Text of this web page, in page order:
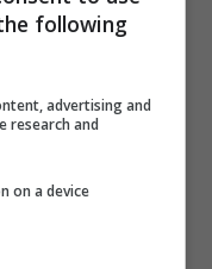
following
advertising and
research and
on a device